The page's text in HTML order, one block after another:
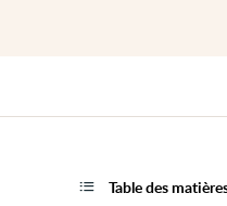
Table des